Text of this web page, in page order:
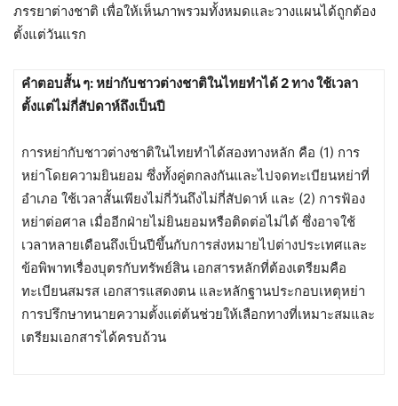
ภรรยาต่างชาติ เพื่อให้เห็นภาพรวมทั้งหมดและวางแผนได้ถูกต้อง
ตั้งแต่วันแรก
คำตอบสั้น ๆ: หย่ากับชาวต่างชาติในไทยทำได้ 2 ทาง ใช้เวลา
ตั้งแต่ไม่กี่สัปดาห์ถึงเป็นปี
การหย่ากับชาวต่างชาติในไทยทำได้สองทางหลัก คือ (1) การ
หย่าโดยความยินยอม ซึ่งทั้งคู่ตกลงกันและไปจดทะเบียนหย่าที่
อำเภอ ใช้เวลาสั้นเพียงไม่กี่วันถึงไม่กี่สัปดาห์ และ (2) การฟ้อง
หย่าต่อศาล เมื่ออีกฝ่ายไม่ยินยอมหรือติดต่อไม่ได้ ซึ่งอาจใช้
เวลาหลายเดือนถึงเป็นปีขึ้นกับการส่งหมายไปต่างประเทศและ
ข้อพิพาทเรื่องบุตรกับทรัพย์สิน เอกสารหลักที่ต้องเตรียมคือ
ทะเบียนสมรส เอกสารแสดงตน และหลักฐานประกอบเหตุหย่า
การปรึกษาทนายความตั้งแต่ต้นช่วยให้เลือกทางที่เหมาะสมและ
เตรียมเอกสารได้ครบถ้วน